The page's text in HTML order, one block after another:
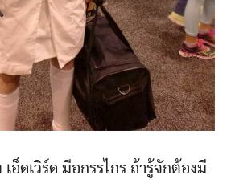
อ็ดเวิร์ด มือกรรไกร ถ้ารู้จักต้องมี